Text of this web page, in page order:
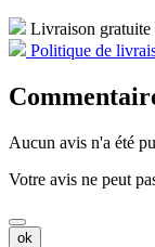
Livraison gratuite
Politique de
Aucun avis n'a été
Votre avis ne peut
ok